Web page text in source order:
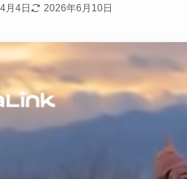
月4日 2026年6月10日